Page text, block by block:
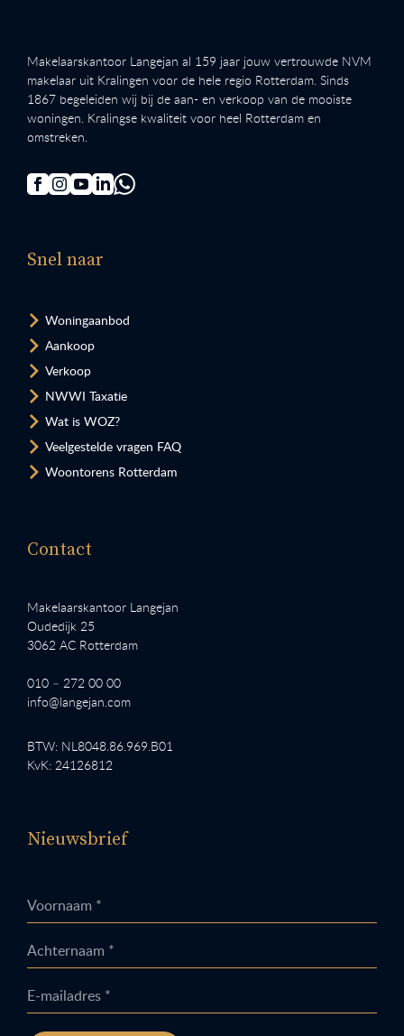
Makelaarskantoor Langejan al 159 jaar jouw vertrouwde NVM
makelaar uit Kralingen voor de hele regio Rotterdam. Sinds
1867 begeleiden wij bij de aan- en verkoop van de mooiste
woningen. Kralingse kwaliteit voor heel Rotterdam en
omstreken.
Snel naar
Woningaanbod
Aankoop
Verkoop
NWWI Taxatie
Wat is WOZ?
Veelgestelde vragen FAQ
Woontorens Rotterdam
Contact
Makelaarskantoor Langejan
Oudedijk 25
3062 AC Rotterdam
010 – 272 00 00
info@langejan.com
BTW: NL8048.86.969.B01
KvK: 24126812
Nieuwsbrief
Voornaam *
Achternaam *
E-mailadres *